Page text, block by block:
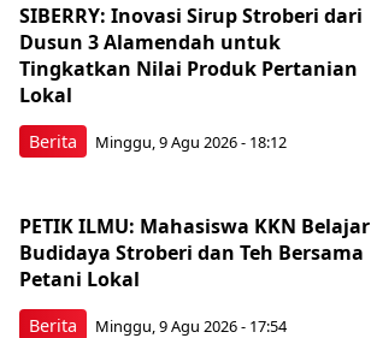
Berita
SIBERRY: Inovasi Sirup Stroberi dari
Dusun 3 Alamendah untuk
Tingkatkan Nilai Produk Pertanian
Lokal
Minggu, 9 Agu 2026 - 18:12
Berita
PETIK ILMU: Mahasiswa KKN Belajar
Budidaya Stroberi dan Teh Bersama
Petani Lokal
Minggu, 9 Agu 2026 - 17:54